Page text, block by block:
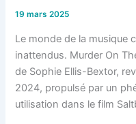
19 mars 2025
Le monde de la musique
inattendus. Murder On
de Sophie Ellis-Bextor,
2024, propulsé par un
utilisation dans le film